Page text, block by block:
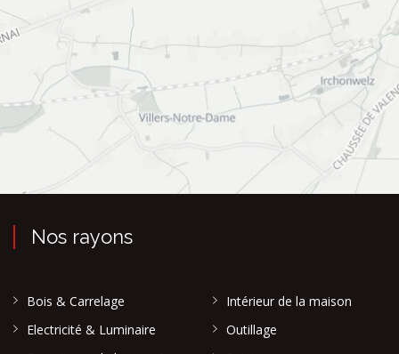
Nos rayons
Bois & Carrelage
Electricité & Luminaire
Intérieur de la maison
Outillage